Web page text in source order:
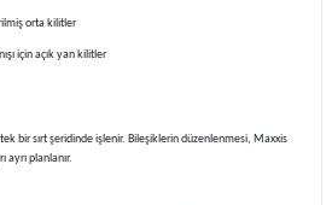
orta kilitler
için açık yan kilitler
bir sırt şeridinde işlenir. Bileşiklerin düzenlenmesi, Maxxis
ayrı planlanır.